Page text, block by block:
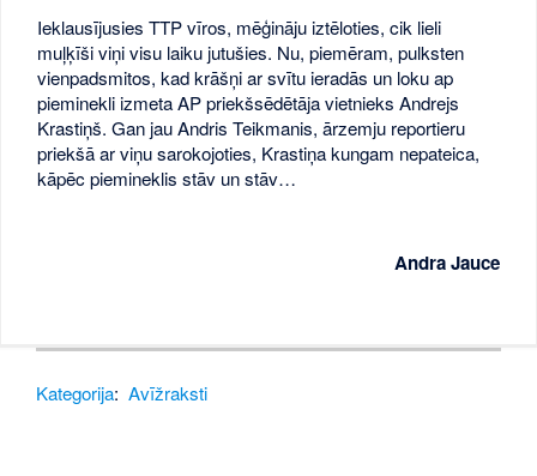
Ieklausījusies TTP vīros, mēģināju iztēloties, cik lieli
muļķīši viņi visu laiku jutušies. Nu, piemēram, pulksten
vienpadsmitos, kad krāšņi ar svītu ieradās un loku ap
pieminekli izmeta AP priekšsēdētāja vietnieks Andrejs
Krastiņš. Gan jau Andris Teikmanis, ārzemju reportieru
priekšā ar viņu sarokojoties, Krastiņa kungam nepateica,
kāpēc piemineklis stāv un stāv…
Andra Jauce
Kategorija: Avīžraksti